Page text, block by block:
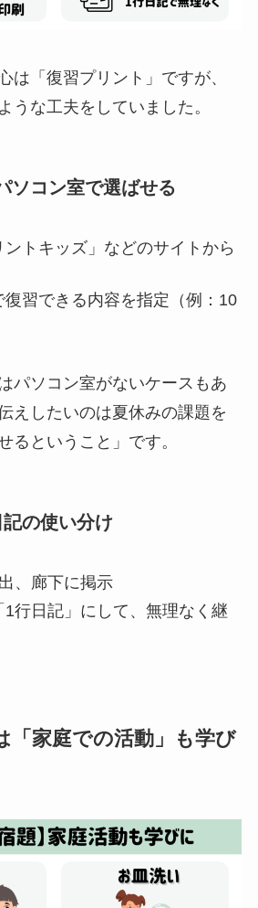
は「復習プリント」ですが、
うな工夫をしていました。
ソコン室で選ばせる
トキッズ」などのサイトから
習できる内容を指定（例：10
パソコン室がないケースもあ
えしたいのは夏休みの課題を
るということ」です。
の使い分け
、廊下に掲示
1行日記」にして、無理なく継
「家庭での活動」も学び